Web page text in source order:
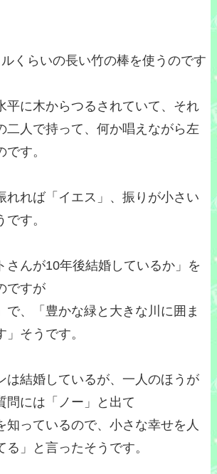
くらいの長い竹の棒を使うのです
平に木からつるされていて、それ
二人で持って、何か唱えながら左
す。
れれば「イエス」、振りが小さい
す。
さんが10年後結婚しているか」を
ですが
で、「豊かな緑と大きな川に囲ま
そうです。
は結婚しているが、一人のほうが
問には「ノー」と出て
知っているので、小さな幸せを人
」と言ったそうです。